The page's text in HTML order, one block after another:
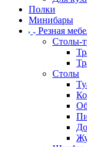
Полки
Минибары
Резная
Столы-
Столы